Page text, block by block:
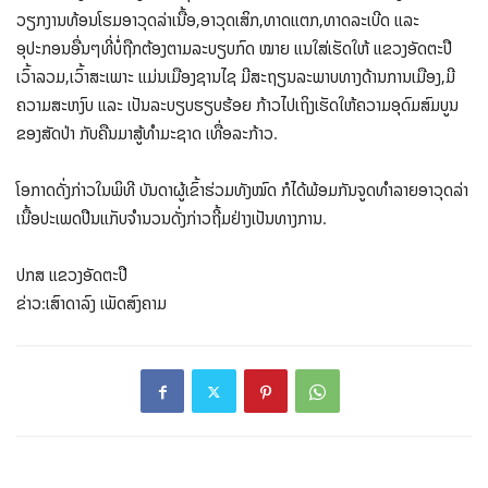
ວຽກງານທ້ອນໂຮມອາວຸດລ່າເນື້ອ,ອາວຸດເສິກ,ທາດແຕກ,ທາດລະເບີດ ແລະ
ອຸປະກອນອື່ນໆທີ່ບໍ່ຖືກຕ້ອງຕາມລະບຽບກົດ ໝາຍ ແນໃສ່ເຮັດໃຫ້ ແຂວງອັດຕະປື
ເວົ້າລວມ,ເວົ້າສະເພາະ ແມ່ນເມືອງຊານໄຊ ມີສະຖຽນລະພາບທາງດ້ານການເມືອງ,ມີ
ຄວາມສະຫງົບ ແລະ ເປັນລະບຽບຮຽບຮ້ອຍ ກ້າວໄປເຖິງເຮັດໃຫ້ຄວາມອຸດົມສົມບູນ
ຂອງສັດປ່າ ກັບຄືນມາສູ້ທໍາມະຊາດ ເທື່ອລະກ້າວ.
ໂອກາດດັ່ງກ່າວໃນພິທີ ບັນດາຜູ້ເຂົ້າຮ່ວມທັງໝົດ ກໍໄດ້ພ້ອມກັນຈູດທຳລາຍອາວຸດລ່າ
ເນື້ອປະເພດປືນແກັບຈຳນວນດັ່ງກ່າວຖີ້ມຢ່າງເປັນທາງການ.
ປກສ ແຂວງອັດຕະປື
ຂ່າວ:ເສົາດາລົງ ເພັດສົງຄາມ